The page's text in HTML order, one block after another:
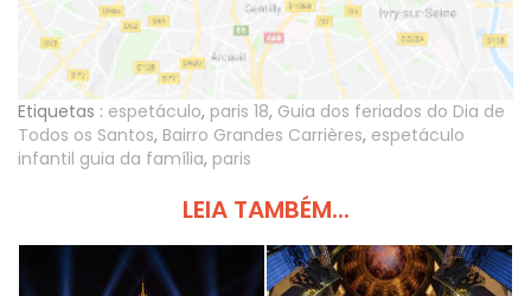
Etiquetas : espetáculo, paris 18, Guia dos feriados do Dia de
Todos os Santos, Bairro Grandes Carrières, espetáculo
infantil guia da família, paris
LEIA TAMBÉM...